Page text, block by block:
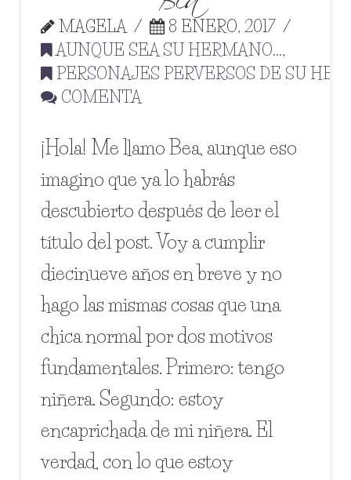
MAGELA
8 ENERO, 2017
AUNQUE SEA SU HERMANO...,
PERSONAJES PERVERSOS DE SU
COMENTA
¡Hola! Me llamo Bea, aunque eso
imagino que ya lo habrás
descubierto después de leer el
título del post. Voy a cumplir
diecinueve años en breve y no
hago las mismas cosas que una
chica normal por dos motivos
fundamentales. Primero: tengo
niñera. Segundo: estoy
encaprichada de mi niñera. El
verdad, con lo que estoy